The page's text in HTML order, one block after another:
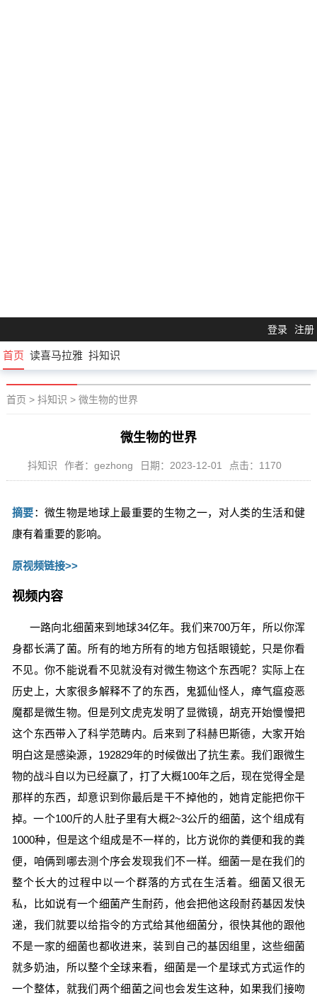
登录 注册
首页 读喜马拉雅 抖知识
首页 > 抖知识 > 微生物的世界
微生物的世界
抖知识 作者：gezhong 日期：2023-12-01 点击：1170
摘要：微生物是地球上最重要的生物之一，对人类的生活和健
康有着重要的影响。
原视频链接>>
视频内容
一路向北细菌来到地球34亿年。我们来700万年，所以你浑
身都长满了菌。所有的地方所有的地方包括眼镜蛇，只是你看
不见。你不能说看不见就没有对微生物这个东西呢？实际上在
历史上，大家很多解释不了的东西，鬼狐仙怪人，瘴气瘟疫恶
魔都是微生物。但是列文虎克发明了显微镜，胡克开始慢慢把
这个东西带入了科学范畴内。后来到了科赫巴斯德，大家开始
明白这是感染源，192829年的时候做出了抗生素。我们跟微生
物的战斗自以为已经赢了，打了大概100年之后，现在觉得全是
那样的东西，却意识到你最后是干不掉他的，她肯定能把你干
掉。一个100斤的人肚子里有大概2~3公斤的细菌，这个组成有
1000种，但是这个组成是不一样的，比方说你的粪便和我的粪
便，咱俩到哪去测个序会发现我们不一样。细菌一是在我们的
整个长大的过程中以一个群落的方式在生活着。细菌又很无
私，比如说有一个细菌产生耐药，他会把他这段耐药基因发快
递，我们就要以给指令的方式给其他细菌分，很快其他的跟他
不是一家的细菌也都收进来，装到自己的基因组里，这些细菌
就多奶油，所以整个全球来看，细菌是一个星球式方式运作的
一个整体，就我们两个细菌之间也会发生这种，如果我们接吻